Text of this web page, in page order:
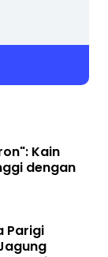
Kain
dengan
Parigi